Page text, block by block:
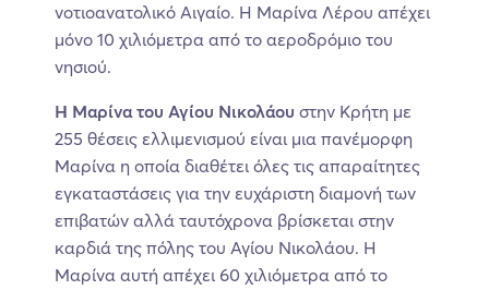
νοτιοανατολικό Αιγαίο. Η Μαρίνα Λέρου απέχει
μόνο 10 χιλιόμετρα από το αεροδρόμιο του
νησιού.
Η Μαρίνα του Αγίου Νικολάου στην Κρήτη με
255 θέσεις ελλιμενισμού είναι μια πανέμορφη
Μαρίνα η οποία διαθέτει όλες τις απαραίτητες
εγκαταστάσεις για την ευχάριστη διαμονή των
επιβατών αλλά ταυτόχρονα βρίσκεται στην
καρδιά της πόλης του Αγίου Νικολάου. Η
Μαρίνα αυτή απέχει 60 χιλιόμετρα από το